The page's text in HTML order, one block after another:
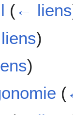
(← liens
)
)
(